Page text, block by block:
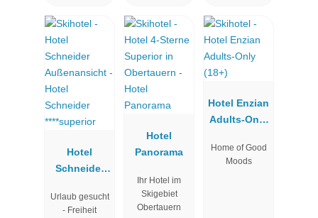
Hotel
Schneider
Urlaub gesucht
- Freiheit
Hotel
Panorama
Ihr Hotel im
Skigebiet
Obertauern
Hotel Enzian
Adults-Only
Home of Good
Moods